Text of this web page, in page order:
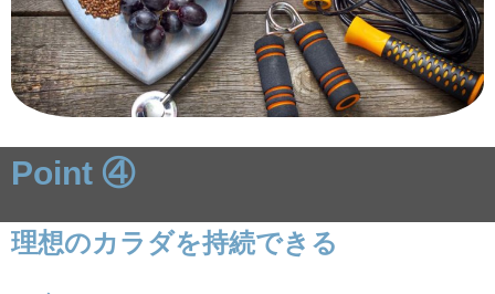
Point ④
理想のカラダを持続できる